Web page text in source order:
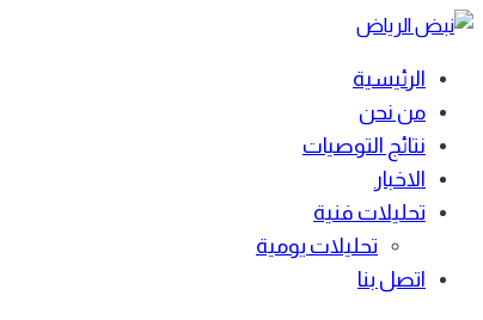
Skip
contentالرئيسية
من نحن
نتائج التوصيات
الاخبار
تحليلات فنية
تحليلات يومية
اتصل بنا